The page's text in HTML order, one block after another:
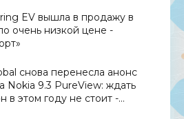
EV вышла в продажу в
очень низкой цене -
снова перенесла анонс
Nokia 9.3 PureView: ждать
в этом году не стоит -